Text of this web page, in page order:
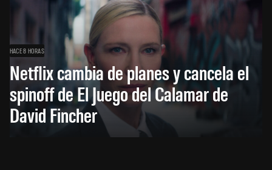
HACE 8 HORAS
Netflix cambia de planes y cancela el
spinoff de El Juego del Calamar de
David Fincher